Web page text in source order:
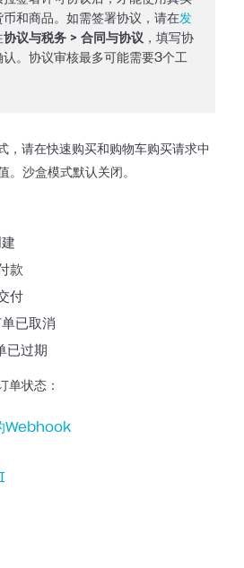
和商品。如需签署协议，请在发
协议与税务 > 合同与协议 ，填写协
认。协议审核最多可能需要3个工
，请在快速购买和购物车购买请求中
。沙盒模式默认关闭。
款
付
已取消
已过期
单状态：
Webhook